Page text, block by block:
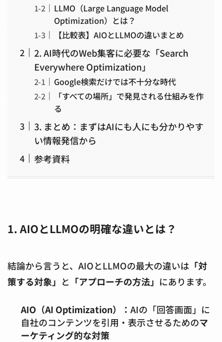
LLMO（Large Language Model
Optimization）とは？
【比較表】AIOとLLMOの違いまとめ
2. AI時代のWeb集客に必要な「Search
Everywhere Optimization」
Google検索だけでは不十分な時代
「すべての場所」で発見される仕組みを作
る
3. まとめ：まずはAIにも人にも分かりやす
い情報発信から
参考資料
1. AIOとLLMOの明確な違いとは？
結論から言うと、AIOとLLMOの最大の違いは 「対
策する対象」 と 「アプローチの方法」 にあります。
AIO（AI Optimization）： AIの「回答画面」に
自社のコンテンツを引用・表示させるためのマ
ーケティング的な対策